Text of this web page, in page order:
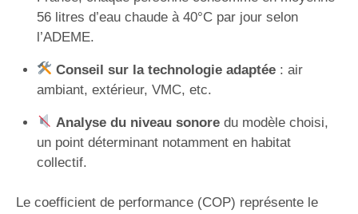
56 litres d’eau chaude à 40°C par jour selon
l’ADEME.
Conseil sur la technologie adaptée: air
ambiant, extérieur, VMC, etc.
Analyse du niveau sonoredu modèle choisi,
un point déterminant notamment en habitat
collectif.
Le coefficient de performance (COP) représente le